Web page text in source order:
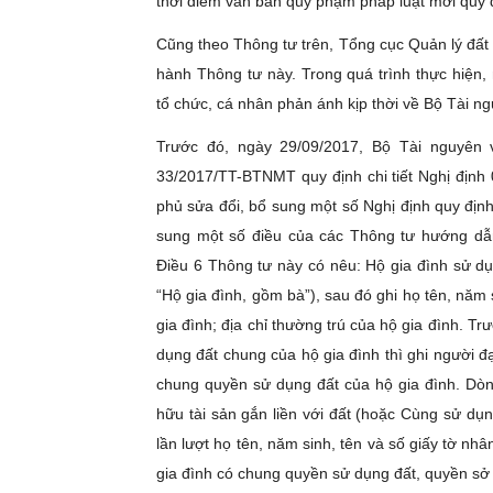
Cũng theo Thông tư trên, Tổng cục Quản lý
hành Thông tư này. Trong quá trình thực
tổ chức, cá nhân phản ánh kịp thời về Bộ Tài
Trước đó, ngày 29/09/2017, Bộ Tài
33/2017/TT-BTNMT quy định chi tiết Nghị
phủ sửa đổi, bổ sung một số Nghị định quy
sung một số điều của các Thông tư hướng
Điều 6 Thông tư này có nêu: Hộ gia đình sử
“Hộ gia đình, gồm bà”), sau đó ghi họ tên,
gia đình; địa chỉ thường trú của hộ gia đình.
dụng đất chung của hộ gia đình thì ghi người
chung quyền sử dụng đất của hộ gia đình.
hữu tài sản gắn liền với đất (hoặc Cùng sử
lần lượt họ tên, năm sinh, tên và số giấy tờ
gia đình có chung quyền sử dụng đất, quyền